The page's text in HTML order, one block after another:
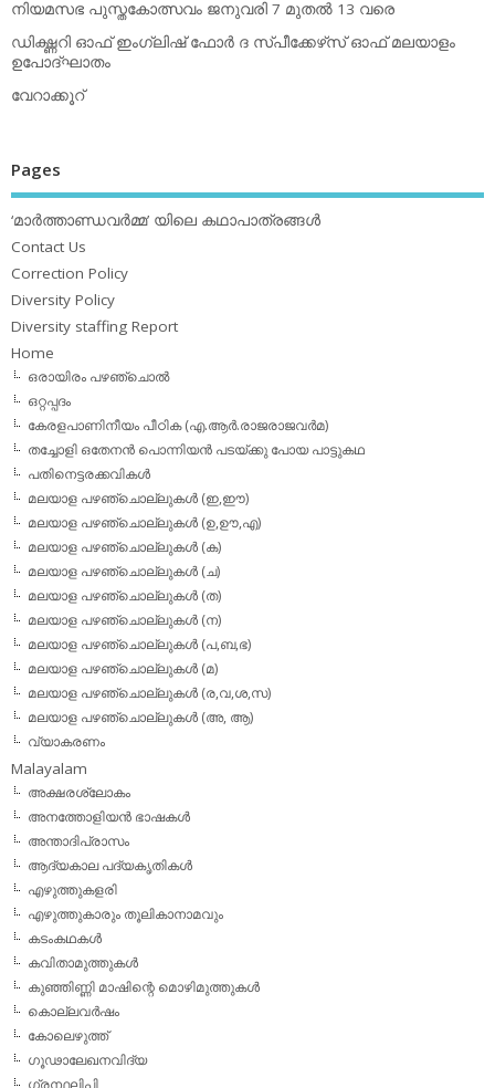
നിയമസഭ പുസ്തകോത്സവം ജനുവരി 7 മുതല്‍ 13 വരെ
ഡിക്ഷ്ണറി ഓഫ് ഇംഗ്ലിഷ് ഫോര്‍ ദ സ്പീക്കേഴ്‌സ് ഓഫ് മലയാളം
ഉപോദ്ഘാതം
വേറാക്കൂറ്
Pages
‘മാര്‍ത്താണ്ഡവര്‍മ്മ’ യിലെ കഥാപാത്രങ്ങള്‍
Contact Us
Correction Policy
Diversity Policy
Diversity staffing Report
Home
ഒരായിരം പഴഞ്ചൊല്‍
ഒറ്റപ്പദം
കേരളപാണിനീയം പീഠിക (എ.ആര്‍.രാജരാജവര്‍മ)
തച്ചോളി ഒതേനൻ പൊന്നിയൻ പടയ്‌ക്കു പോയ പാട്ടുകഥ
പതിനെട്ടരക്കവികള്‍
മലയാള പഴഞ്ചൊല്ലുകള്‍ (ഇ,ഈ)
മലയാള പഴഞ്ചൊല്ലുകള്‍ (ഉ,ഊ,എ)
മലയാള പഴഞ്ചൊല്ലുകള്‍ (ക)
മലയാള പഴഞ്ചൊല്ലുകള്‍ (ച)
മലയാള പഴഞ്ചൊല്ലുകള്‍ (ത)
മലയാള പഴഞ്ചൊല്ലുകള്‍ (ന)
മലയാള പഴഞ്ചൊല്ലുകള്‍ (പ,ബ,ഭ)
മലയാള പഴഞ്ചൊല്ലുകള്‍ (മ)
മലയാള പഴഞ്ചൊല്ലുകള്‍ (ര,വ,ശ,സ)
മലയാള പഴഞ്ചൊല്ലുകൾ (അ, ആ)
വ്യാകരണം
Malayalam
അക്ഷരശ്ലോകം
അനത്തോളിയന്‍ ഭാഷകള്‍
അന്താദിപ്രാസം
ആദ്യകാല പദ്യകൃതികള്‍
എഴുത്തുകളരി
എഴുത്തുകാരും തൂലികാനാമവും
കടംകഥകള്‍
കവിതാമുത്തുകള്‍
കുഞ്ഞിണ്ണി മാഷിന്റെ മൊഴിമുത്തുകള്‍
കൊല്ലവര്‍ഷം
കോലെഴുത്ത്
ഗൂഢാലേഖനവിദ്യ
ഗ്രന്ഥലിപി